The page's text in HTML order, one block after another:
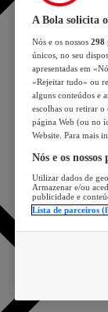
A Bola solicita
Nós e os nossos 298
únicos, no seu
apresentadas em
«Rejeitar tudo» ou
alguns conteúdos e
escolhas ou retirar
página Web (ou no
Website. Para mais
Nós e os
Utilizar dados de
Armazenar e/ou
publicidade e
Lista de parceiros